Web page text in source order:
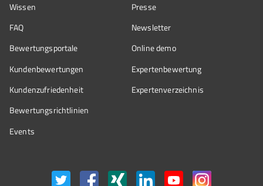
Wissen
FAQ
Bewertungsportale
Kundenbewertungen
Kundenzufriedenheit
Bewertungs­richtlinien
Events
Presse
Newsletter
Online demo
Expertenbewertung
Expertenverzeichnis